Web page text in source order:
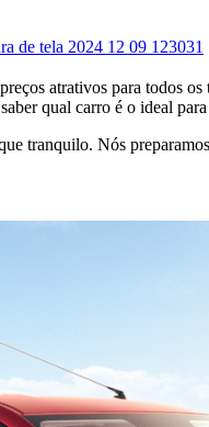
atrativos para
qual carro é o ideal
tranquilo. Nós